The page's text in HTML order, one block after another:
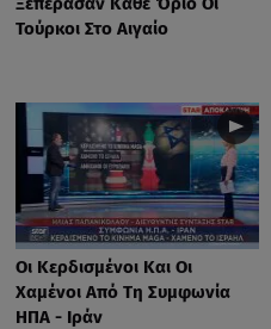
Τούρκοι Στο Αιγαίο
Οι Κερδισμένοι Και Οι
Χαμένοι Από Τη Συμφωνία
ΗΠΑ - Ιράν